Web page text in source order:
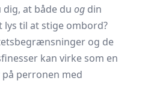
at både du og din
til at stige ombord?
og de
kan virke som en
perronen med